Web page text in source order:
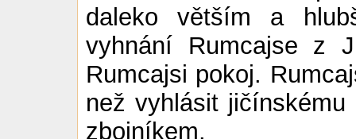
daleko větším a
vyhnání Rumcajse z
Rumcajsi pokoj.
než vyhlásit
zbojníkem.